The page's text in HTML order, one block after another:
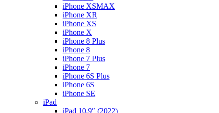
iPhone XSMAX
iPhone XR
iPhone XS
iPhone X
iPhone 8 Plus
iPhone 8
iPhone 7 Plus
iPhone 7
iPhone 6S Plus
iPhone 6S
iPhone SE
iPad
iPad 10,9″ (2022)